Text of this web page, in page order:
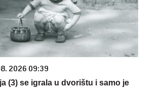
2026 09:39
(3) se igrala u dvorištu i samo je